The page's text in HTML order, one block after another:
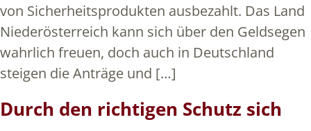
von Sicherheitsprodukten ausbezahlt. Das Land
Niederösterreich kann sich über den Geldsegen
wahrlich freuen, doch auch in Deutschland
steigen die Anträge und […]
Durch den richtigen Schutz sich